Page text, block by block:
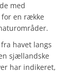
med
for en række
havet langs
sjællandske
har indikeret,